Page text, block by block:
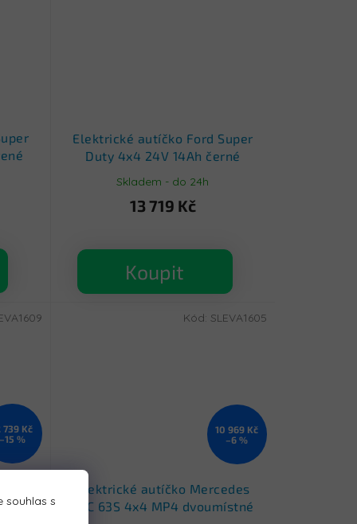
souhlas s
Elektrické autíčko Ford Super
Duty 4x4 24V 14Ah černé
Skladem - do 24h
13 719 Kč
Koupit
739 Kč
–15 %
10 969 Kč
–6 %
Elektrické autíčko Mercedes
GLC 63S 4x4 MP4 dvoumístné
Kód: SLEVA1605